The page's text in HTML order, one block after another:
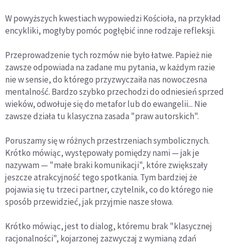
W powyższych kwestiach wypowiedzi Kościoła, na przykład
encykliki, mogłyby pomóc pogłębić inne rodzaje refleksji.
Przeprowadzenie tych rozmów nie było łatwe. Papież nie
zawsze odpowiada na zadane mu pytania, w każdym razie
nie w sensie, do którego przyzwyczaiła nas nowoczesna
mentalność. Bardzo szybko przechodzi do odniesień sprzed
wieków, odwołuje się do metafor lub do ewangelii... Nie
zawsze działa tu klasyczna zasada "praw autorskich".
Poruszamy się w różnych przestrzeniach symbolicznych.
Krótko mówiąc, występowały pomiędzy nami — jak je
nazywam — "małe braki komunikacji", które zwiększały
jeszcze atrakcyjność tego spotkania. Tym bardziej że
pojawia się tu trzeci partner, czytelnik, co do którego nie
sposób przewidzieć, jak przyjmie nasze słowa.
Krótko mówiąc, jest to dialog, któremu brak "klasycznej
racjonalności", kojarzonej zazwyczaj z wymianą zdań